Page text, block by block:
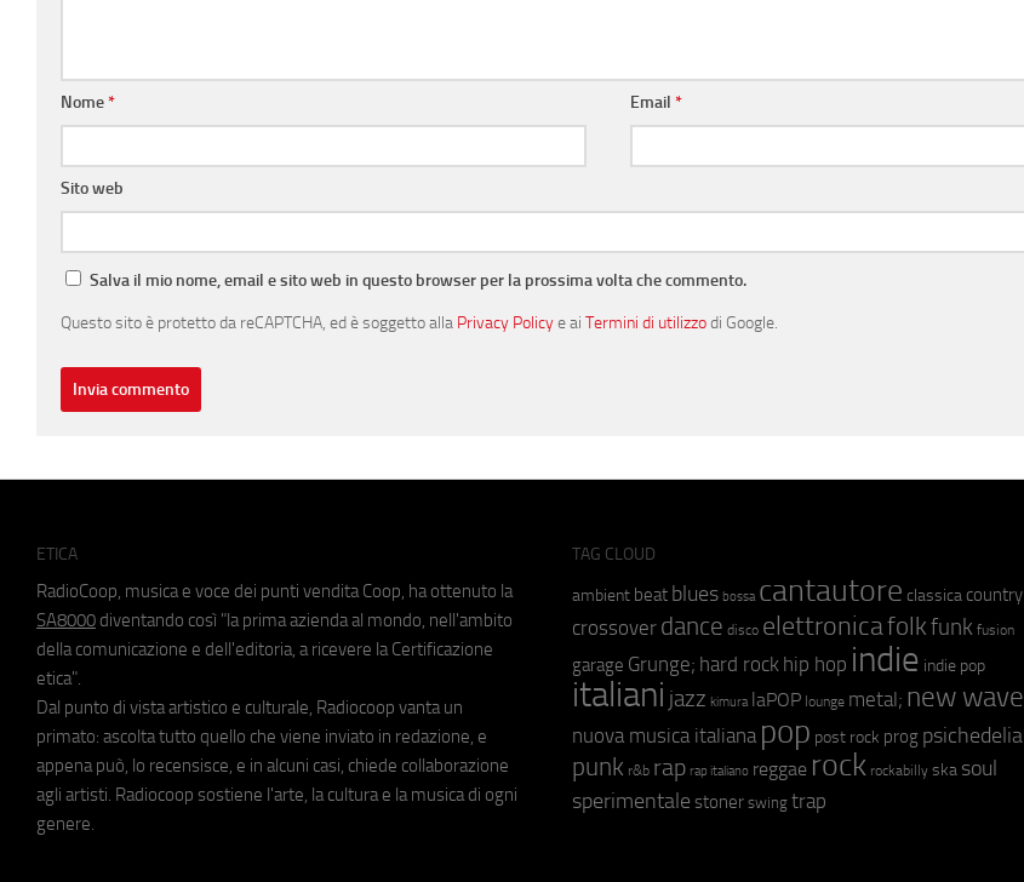
Nome* Email*
Sito web
Salva il mio nome, email e sito web in questo browser per la prossima volta che commento.
Questo sito è protetto da reCAPTCHA, ed è soggetto alla Privacy Policye ai Termini di utilizzodi Google.
ETICA
RadioCoop, musica e voce dei punti vendita Coop, ha ottenuto la
SA8000 diventando così "la prima azienda al mondo, nell'ambito
della comunicazione e dell'editoria, a ricevere la Certificazione
etica".
Dal punto di vista artistico e culturale, Radiocoop vanta un
primato: ascolta tutto quello che viene inviato in redazione, e
appena può, lo recensisce, e in alcuni casi, chiede collaborazione
agli artisti. Radiocoop sostiene l'arte, la cultura e la musica di ogni
genere.
TAG CLOUD
ambient beat blues bossa cantautore classica country
crossover dance disco elettronicafolkfunk fusion
garage Grunge; hard rock hip hop indie indie pop
italiani jazz kimura laPOP lounge metal; new wave
nuova musica italiana pop post rock prog psichedelia
punk r&b rap rap italiano reggae rock rockabilly ska soul
sperimentale stoner swing trap